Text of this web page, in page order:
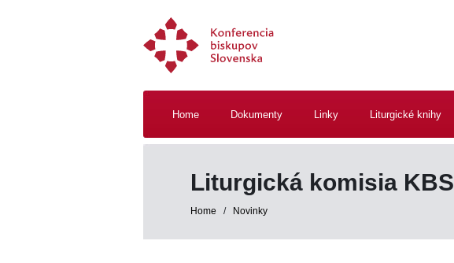
Home Dokumenty Linky Liturgické knihy
Liturgická komisia KBS
Home / Novinky